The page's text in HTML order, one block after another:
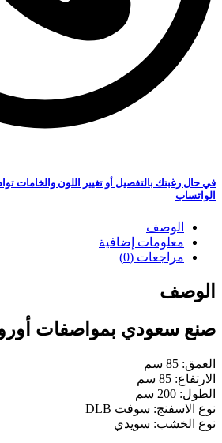
في حال رغبتك بالتفصيل أو تغيير اللون والخامات
الواتساب
الوصف
معلومات إضافية
مراجعات (0)
الوصف
صنع سعودي بمواصفات
العمق: 85 سم
الارتفاع: 85 سم
الطول: 200 سم
نوع الاسفنج: سوفت DLB
نوع الخشب: سويدي